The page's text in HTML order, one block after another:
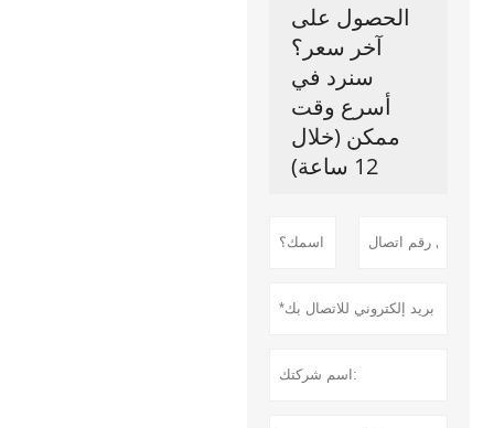
الحصول على
آخر سعر؟
سنرد في
أسرع وقت
ممكن (خلال
12 ساعة)